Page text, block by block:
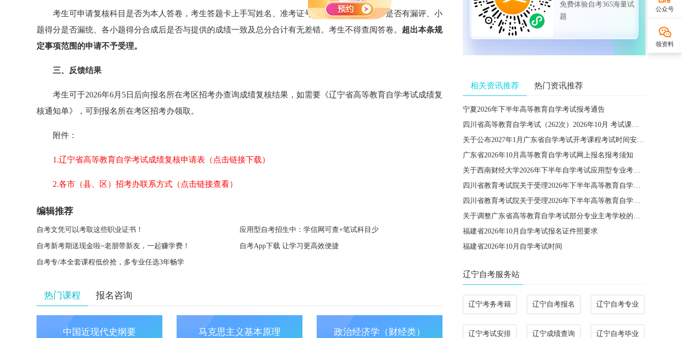
考生可申请复核科目是否为本人答卷，考生答题卡上手写姓名、准考证号是否与条形码相符；是否有漏评、小
题得分是否漏统、各小题得分合成后是否与提供的成绩一致及总分合计有无差错。考生不得查阅答卷。 超出本条规
定事项范围的申请不予受理。
三、反馈结果
考生可于2026年6月5日后向报名所在考区招考办查询成绩复核结果，如需要《辽宁省高等教育自学考试成绩复
核通知单》，可到报名所在考区招考办领取。
附件：
1.辽宁省高等教育自学考试成绩复核申请表（点击链接下载）
2.各市（县、区）招考办联系方式（点击链接查看）
编辑推荐
自考文凭可以考取这些职业证书！ 应用型自考招生中：学信网可查+笔试科目少
自考新考期送现金啦~老朋带新友，一起赚学费！ 自考App下载 让学习更高效便捷
自考专/本全套课程低价抢，多专业任选3年畅学
热门课程 报名咨询
中国近现代史纲要 马克思主义基本原理 政治经济学（财经类）
免费体验自考365海量试
题
相关资讯推荐 热门资讯推荐
宁夏2026年下半年高等教育自学考试报考通告
四川省高等教育自学考试（262次）2026年10月 考试课程简表
关于公布2027年1月广东省自学考试开考课程考试时间安排和使用教材的通知
广东省2026年10月高等教育自学考试网上报名报考须知
关于西南财经大学2026年下半年自学考试应用型专业考籍更改办理的通知
四川省教育考试院关于受理2026年下半年高等教育自学考试省际转考申请的通告
四川省教育考试院关于受理2026年下半年高等教育自学考试考籍更改申请的通告
关于调整广东省高等教育自学考试部分专业主考学校的通知
福建省2026年10月自学考试报名证件照要求
福建省2026年10月自学考试时间
辽宁自考服务站
辽宁考务考籍 辽宁自考报名 辽宁自考专业
辽宁考试安排 辽宁成绩查询 辽宁自考毕业
公众号
领资料